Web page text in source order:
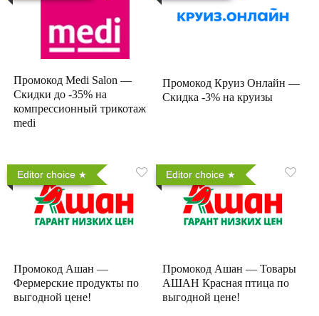
Промокод Medi Salon —
Скидки до -35% на
компрессионный трикотаж
medi
Промокод Круиз Онлайн —
Скидка -3% на круизы
Editor choice
Промокод Ашан —
Фермерские продукты по
выгодной цене!
Editor choice
Промокод Ашан — Товары
АШАН Красная птица по
выгодной цене!